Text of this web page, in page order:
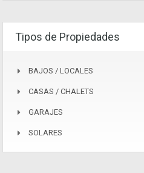
Tipos de Propiedades
BAJOS / LOCALES
CASAS / CHALETS
GARAJES
SOLARES